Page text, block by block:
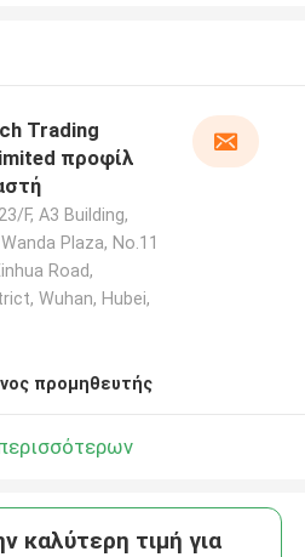
Trading
προφίλ
F, A3 Building,
Plaza, No.11
Road,
Wuhan, Hubei,
προμηθευτής
καλύτερη τιμή για